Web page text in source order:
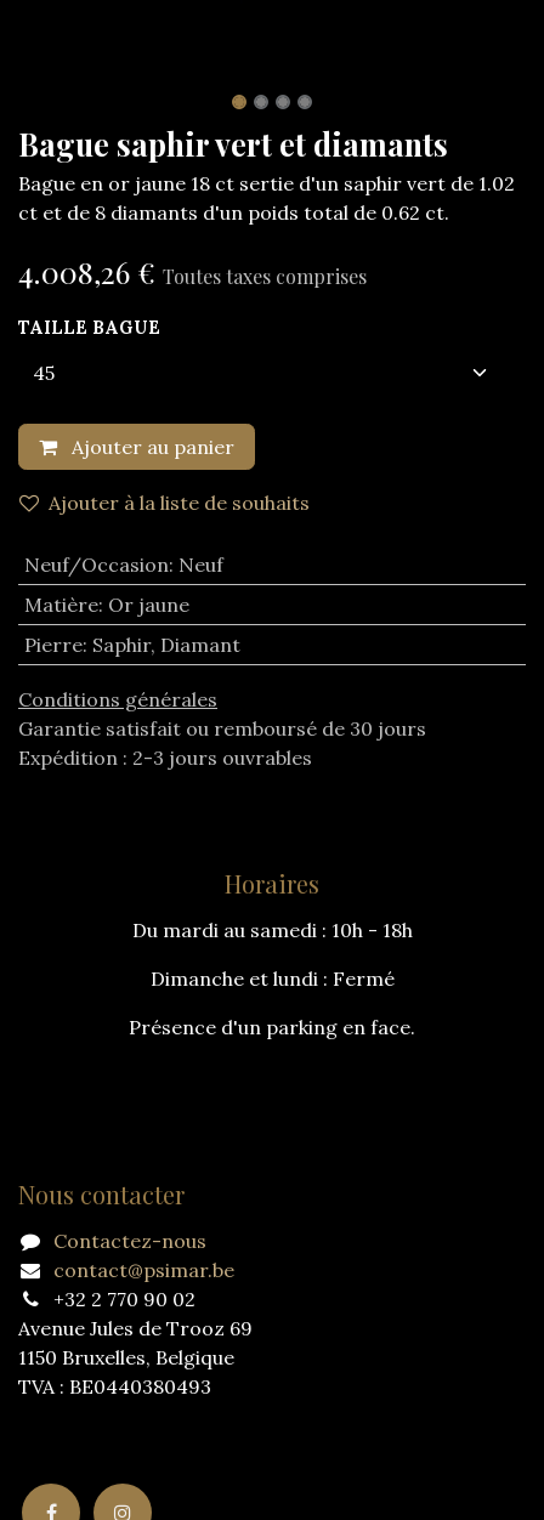
Bague saphir vert et diamants
Bague en or jaune 18 ct sertie d'un saphir vert de 1.02
ct et de 8 diamants d'un poids total de 0.62 ct.
4.008,26 € Toutes taxes comprises
TAILLE BAGUE
Ajouter au panier
Ajouter à la liste de souhaits
Neuf/Occasion: Neuf
Matière: Or jaune
Pierre: Saphir, Diamant
Conditions générales
Garantie satisfait ou remboursé de 30 jours
Expédition : 2-3 jours ouvrables
Horaires
Du mardi au samedi : 10h - 18h
Dimanche et lundi : Fermé
Présence d'un parking en face.
Nous contacter
Contactez-nous
contact@psimar.be
+32 2 770 90 02
Avenue Jules de Trooz 69
1150 Bruxelles, Belgique
TVA : BE0440380493